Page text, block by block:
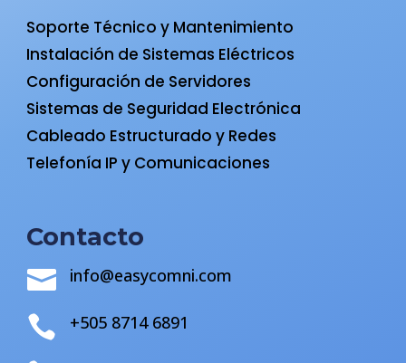
Soporte Técnico y Mantenimiento
Instalación de Sistemas Eléctricos
Configuración de Servidores
Sistemas de Seguridad Electrónica
Cableado Estructurado y Redes
Telefonía IP y Comunicaciones
Contacto
 info@easycomni.com
 +505 8714 6891